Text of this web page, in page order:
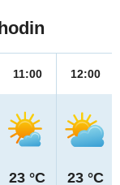
11:00
23 °C
12:00
23 °C